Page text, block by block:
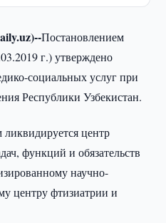
uz)--Постановлением
г.) утверждено
социальных услуг при
Республики Узбекистан.
центр
функций и обязательств
научно-
центру фтизиатрии и